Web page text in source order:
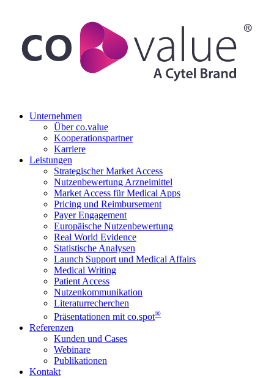
Unternehmen
Über co.value
Kooperationspartner
Karriere
Leistungen
Strategischer Market Access
Nutzenbewertung Arzneimittel
Market Access für Medical Apps
Pricing und Reimbursement
Payer Engagement
Europäische Nutzenbewertung
Real World Evidence
Statistische Analysen
Launch Support und Medical Affairs
Medical Writing
Patient Access
Nutzenkommunikation
Literaturrecherchen
Präsentationen mit co.spot®
Referenzen
Kunden und Cases
Webinare
Publikationen
Kontakt